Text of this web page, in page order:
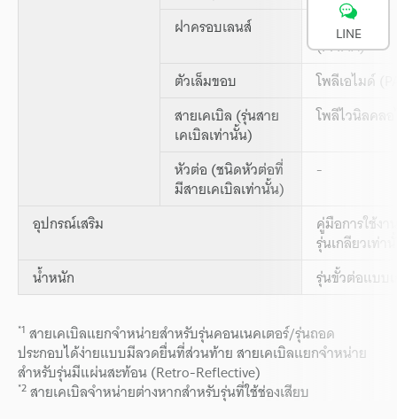
ฝาครอบเลนส์ Acrylic
(PMMA)
ตัวเล็มขอบ
โพลีเอไมด์
สายเคเบิล (รุ่นสาย
เคเบิลเท่านั้น)
โพลีไวนิลคล
หัวต่อ (ชนิดหัวต่อที่
มีสายเคเบิลเท่านั้น)
-
อุปกรณ์เสริม คู่มือการใช้งา
รุ่นเกลียวเท่า
น้ำหนัก
รุ่นขั้วต่อแบบ
*1 สายเคเบิลแยกจำหน่ายสำหรับรุ่นคอนเนคเตอร์/รุ่นถอด
ประกอบได้ง่ายแบบมีลวดยื่นที่ส่วนท้าย สายเคเบิลแยกจำหน่าย
สำหรับรุ่นมีแผ่นสะท้อน (Retro-Reflective)
*2สายเคเบิลจำหน่ายต่างหากสำหรับรุ่นที่ใช้ช่องเสียบ
LINE